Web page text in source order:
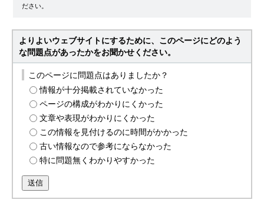
ださい。
よりよいウェブサイトにするために、このページにどのよう
な問題点があったかをお聞かせください。
このページに問題点はありましたか？
情報が十分掲載されていなかった
ページの構成がわかりにくかった
文章や表現がわかりにくかった
この情報を見付けるのに時間がかかった
古い情報なので参考にならなかった
特に問題無くわかりやすかった
送信